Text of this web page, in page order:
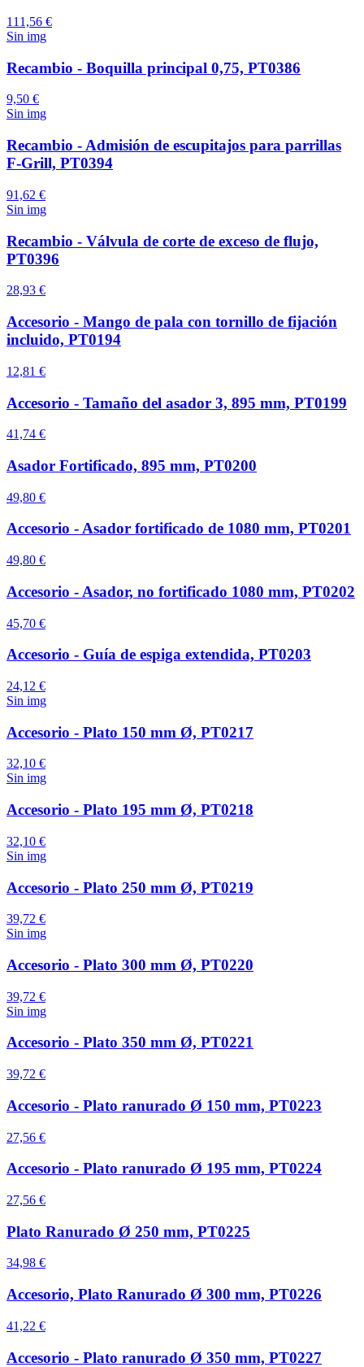
111,56 €
Sin img
Recambio - Boquilla principal 0,75, PT0386
9,50 €
Sin img
Recambio - Admisión de escupitajos para parrillas
F-Grill, PT0394
91,62 €
Sin img
Recambio - Válvula de corte de exceso de flujo,
PT0396
28,93 €
Accesorio - Mango de pala con tornillo de fijación
incluido, PT0194
12,81 €
Accesorio - Tamaño del asador 3, 895 mm, PT0199
41,74 €
Asador Fortificado, 895 mm, PT0200
49,80 €
Accesorio - Asador fortificado de 1080 mm, PT0201
49,80 €
Accesorio - Asador, no fortificado 1080 mm, PT0202
45,70 €
Accesorio - Guía de espiga extendida, PT0203
24,12 €
Sin img
Accesorio - Plato 150 mm Ø, PT0217
32,10 €
Sin img
Accesorio - Plato 195 mm Ø, PT0218
32,10 €
Sin img
Accesorio - Plato 250 mm Ø, PT0219
39,72 €
Sin img
Accesorio - Plato 300 mm Ø, PT0220
39,72 €
Sin img
Accesorio - Plato 350 mm Ø, PT0221
39,72 €
Accesorio - Plato ranurado Ø 150 mm, PT0223
27,56 €
Accesorio - Plato ranurado Ø 195 mm, PT0224
27,56 €
Plato Ranurado Ø 250 mm, PT0225
34,98 €
Accesorio, Plato Ranurado Ø 300 mm, PT0226
41,22 €
Accesorio - Plato ranurado Ø 350 mm, PT0227